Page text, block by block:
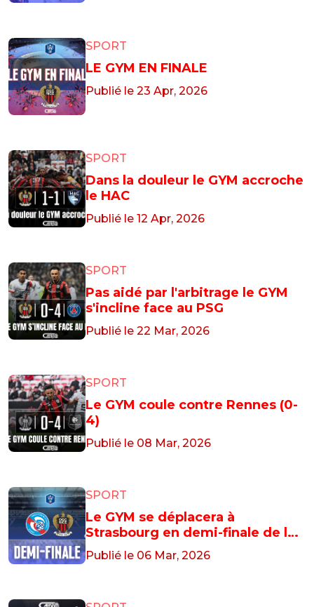
SPORT
LE GYM EN FINALE
Publié le 23 Apr, 2026
SPORT
Dans la douleur le GYM accroche
le HAC
Publié le 12 Apr, 2026
SPORT
Pas aidé par l'arbitrage le GYM
s'incline face au PSG
Publié le 22 Mar, 2026
SPORT
Le GYM coule contre Rennes (0-
4)
Publié le 08 Mar, 2026
SPORT
Le GYM se déplacera à
Strasbourg en demi-finale de la
Coupe de France
Publié le 06 Mar, 2026